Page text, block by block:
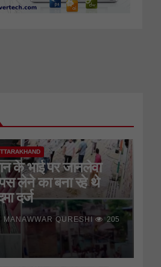
के भाई पर जानलेवा
लेने का बना रहे थे
दर्ज
MANAWWAR QURESHI 205